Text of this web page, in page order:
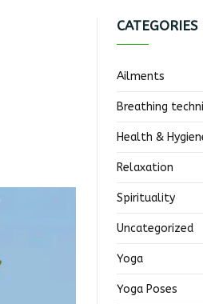
CATEGORIES
Ailments
Breathing
Health &
Relaxation
Spirituality
Uncategorized
Yoga
Yoga Poses